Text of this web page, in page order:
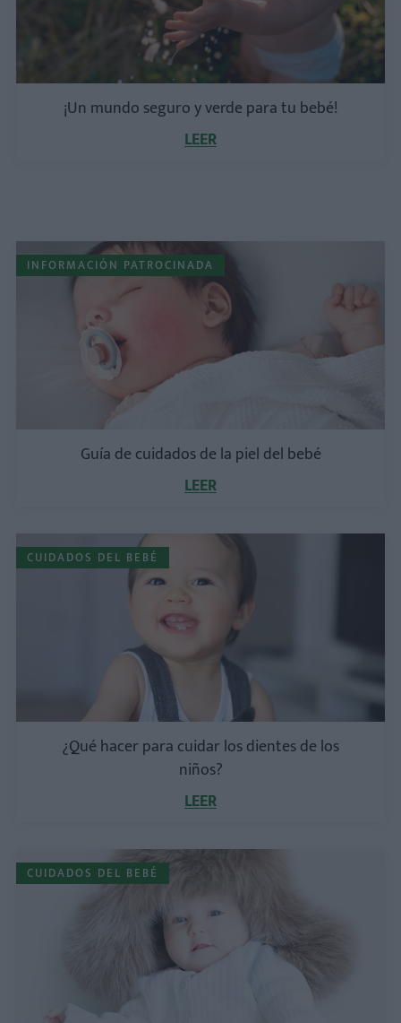
¡Un mundo seguro y verde para tu bebé!
LEER
INFORMACIÓN PATROCINADA
Guía de cuidados de la piel del bebé
LEER
CUIDADOS DEL BEBÉ
¿Qué hacer para cuidar los dientes de los
niños?
LEER
CUIDADOS DEL BEBÉ